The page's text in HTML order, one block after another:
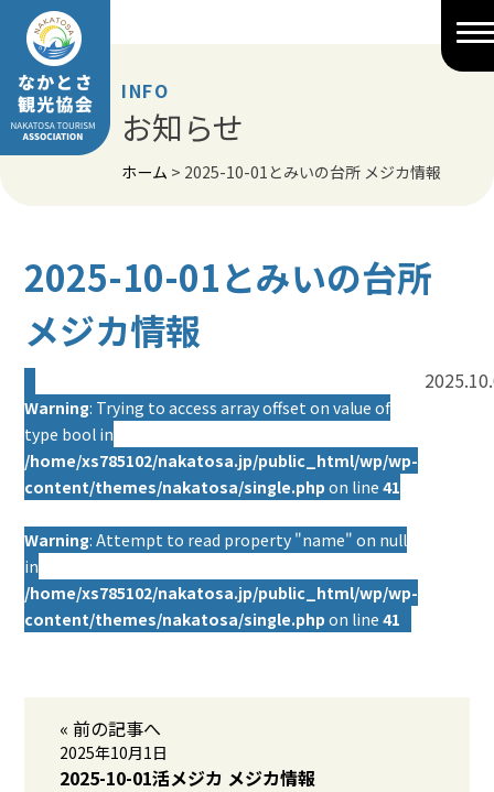
Skip
content
INFO
お知らせ
ホーム > 2025-10-01とみいの台所 メジカ情報
2025-10-01とみいの台所
メジカ情報
Warning: Trying to access array offset on value of
type bool in
/home/xs785102/nakatosa.jp/public_html/wp/wp-
content/themes/nakatosa/single.php on line41
Warning: Attempt to read property "name" on null
in
/home/xs785102/nakatosa.jp/public_html/wp/wp-
content/themes/nakatosa/single.php on line41
« 前の記事へ
2025年10月1日
2025-10-01活メジカ メジカ情報